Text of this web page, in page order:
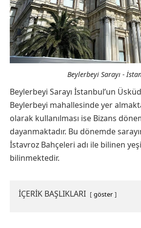
Beylerbeyi Sarayı -
Beylerbeyi Sarayı İstanbul’un
Beylerbeyi mahallesinde yer
olarak kullanılması ise Bizans
dayanmaktadır. Bu dönemde
İstavroz Bahçeleri adı ile bilinen
bilinmektedir.
İÇERİK BAŞLIKLARI göster